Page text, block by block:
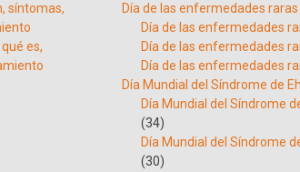
síntomas,
es,
Día de las enfermedades raras
Día de las enfermedades
Día de las enfermedades
Día de las enfermedades
Día Mundial del Síndrome de
Día Mundial del Síndrome
(34)
Día Mundial del Síndrome
(30)